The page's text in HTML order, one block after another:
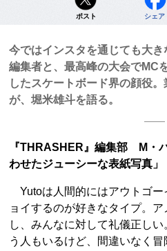
ポスト シェア
今ではインスタを通じても大
編集者と、最高峰の大会でMC
したスケートボード界の顔役
が、堀米雄斗を語る。
『THRASHER』編集部 M・
わせたジューシーな表紙写真」
Yutoは人間的にはアウトゴー
ョイするのが好きなタイプ。
し、みんなに対して礼儀正し
う人もいるけど、間違いなく